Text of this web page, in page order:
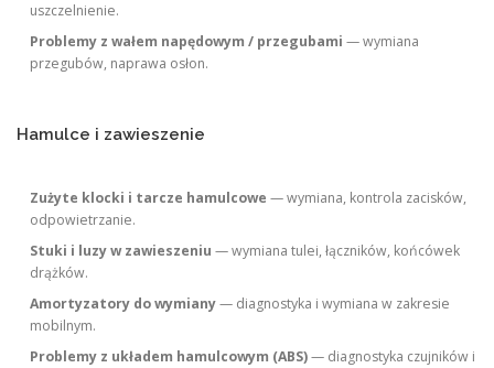
uszczelnienie.
Problemy z wałem napędowym / przegubami — wymiana
przegubów, naprawa osłon.
Hamulce i zawieszenie
Zużyte klocki i tarcze hamulcowe — wymiana, kontrola zacisków,
odpowietrzanie.
Stuki i luzy w zawieszeniu — wymiana tulei, łączników, końcówek
drążków.
Amortyzatory do wymiany— diagnostyka i wymiana w zakresie
mobilnym.
Problemy z układem hamulcowym (ABS)— diagnostyka czujników i